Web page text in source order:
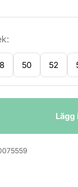
50 52
Lägg